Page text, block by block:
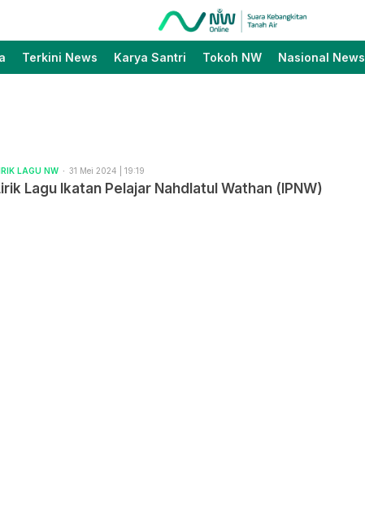
Nahdlatul Wathan Online
Suara Kebangkitan Tanah
Air
Terkini News Karya Santri Tokoh NW Nasional News
LAGU NW 31 Mei 2024 | 19:19
Lagu Ikatan Pelajar Nahdlatul Wathan (IPNW)